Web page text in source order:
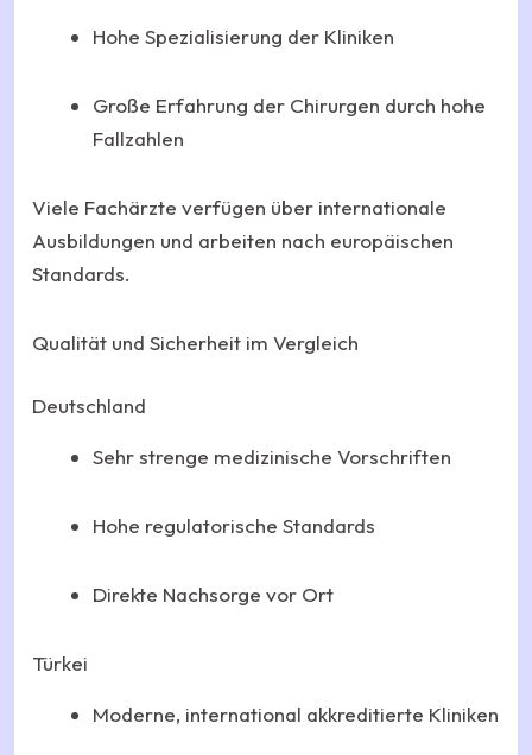
Hohe Spezialisierung der Kliniken
Große Erfahrung der Chirurgen durch hohe
Fallzahlen
Viele Fachärzte verfügen über internationale
Ausbildungen und arbeiten nach europäischen
Standards.
Qualität und Sicherheit im Vergleich
Deutschland
Sehr strenge medizinische Vorschriften
Hohe regulatorische Standards
Direkte Nachsorge vor Ort
Türkei
Moderne, international akkreditierte Kliniken